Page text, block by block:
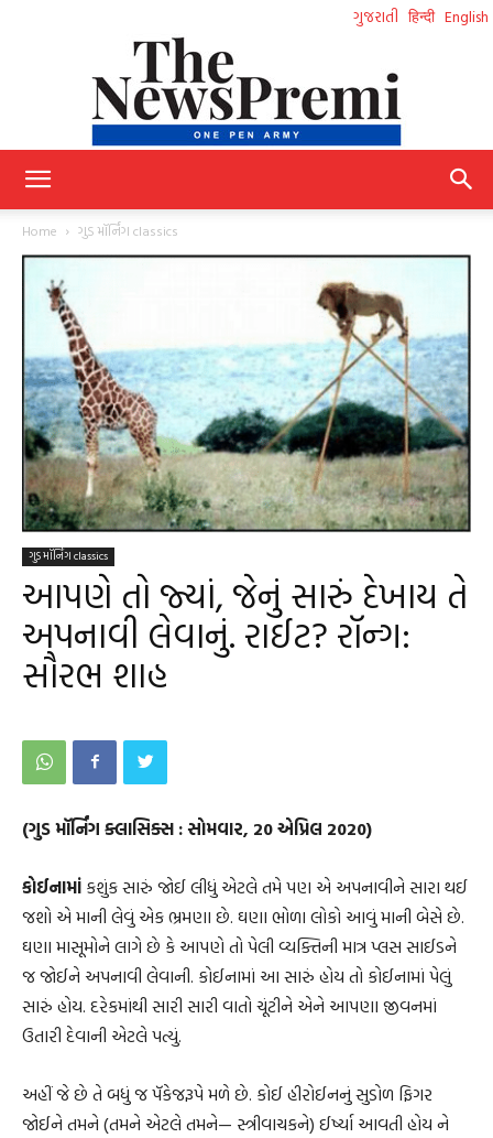
ગુજરાતી हिन्दी English
Home ગુડ મૉર્નિંગ classics
ગુડ મૉર્નિંગ classics
આપણે તો જ્યાં, જેનું સારું દેખાય તે
અપનાવી લેવાનું. રાઈટ? રૉન્ગ:
સૌરભ શાહ
(ગુડ મૉર્નિંગ ક્લાસિક્સ : સોમવાર, 20 એપ્રિલ 2020)
કોઈનામાં કશુંક સારું જોઈ લીધું એટલે તમે પણ એ અપનાવીને સારા થઈ
જશો એ માની લેવું એક ભ્રમણા છે. ઘણા ભોળા લોકો આવું માની બેસે છે.
ઘણા માસૂમોને લાગે છે કે આપણે તો પેલી વ્યક્તિની માત્ર પ્લસ સાઈડને
જ જોઈને અપનાવી લેવાની. કોઈનામાં આ સારું હોય તો કોઈનામાં પેલું
સારું હોય. દરેકમાંથી સારી સારી વાતો ચૂંટીને એને આપણા જીવનમાં
ઉતારી દેવાની એટલે પત્યું.
અહીં જે છે તે બધું જ પૅકેજરૂપે મળે છે. કોઈ હીરોઈનનું સુડોળ ફિગર
જોઈને તમને (તમને એટલે તમને— સ્ત્રીવાચકને) ઈર્ષ્યા આવતી હોય ને